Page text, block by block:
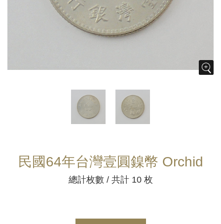
民國64年台灣壹圓鎳幣 Orchid
總計枚數 / 共計 10 枚